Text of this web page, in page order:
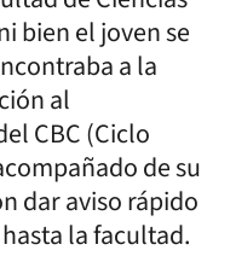
bien el joven se
a la
al
CBC (Ciclo
de su
dar aviso rápido
la facultad.